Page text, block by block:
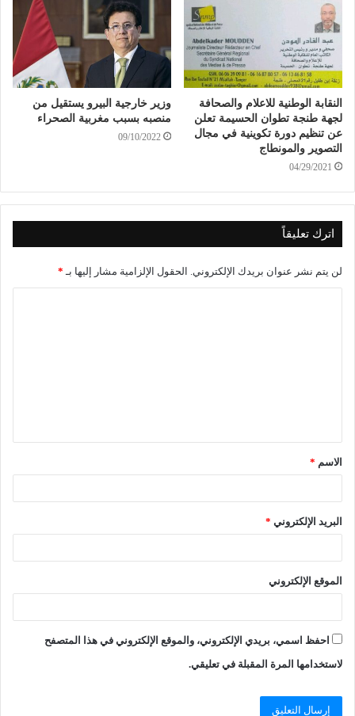
النقابة الوطنية للاعلام والصحافة
لجهة طنجة تطوان الحسيمة تعلن
عن تنظيم دورة تكوينية في مجال
التصوير والمونطاج
04/29/2021
وزير خارجية البيرو يستقيل من
منصبه بسبب مغربية الصحراء
09/10/2022
اترك تعليقاً
لن يتم نشر عنوان بريدك الإلكتروني. الحقول الإلزامية مشار إليها بـ *
الاسم *
البريد الإلكتروني *
الموقع الإلكتروني
احفظ اسمي، بريدي الإلكتروني، والموقع الإلكتروني في هذا المتصفح
لاستخدامها المرة المقبلة في تعليقي.